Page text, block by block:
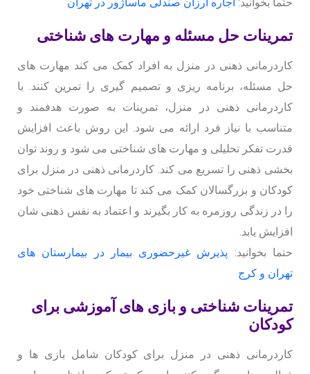
تمرینات حل مسئله و مهارت های شناختی
کاردرمانی ذهنی در منزل به افراد کمک می کند مهارت های
حل مسئله، برنامه ریزی و تصمیم گیری را تمرین کنند. با
کاردرمانی ذهنی در منزل، تمرینات به صورت هدفمند و
متناسب با نیاز فرد ارائه می شود. این روش باعث افزایش
قدرت تفکر تحلیلی و مهارت های شناختی می شود و روند توان
بخشی ذهنی را تسریع می کند. کاردرمانی ذهنی در منزل برای
کودکان و بزرگسالان کمک می کند تا مهارت های شناختی خود
را در زندگی روزمره به کار بگیرند و اعتماد به نفس ذهنی شان
افزایش یابد.
حتما بخوانید: پذیرش غیرحضوری بیمار در بیمارستان های
تهران و کرج
تمرینات شناختی و بازی های آموزشی برای
کودکان
کاردرمانی ذهنی در منزل برای کودکان شامل بازی ها و